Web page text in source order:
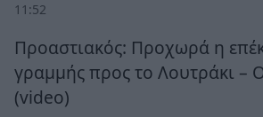
11:52
Προαστιακός: Προχωρά η
γραμμής προς το Λουτράκι –
(video)